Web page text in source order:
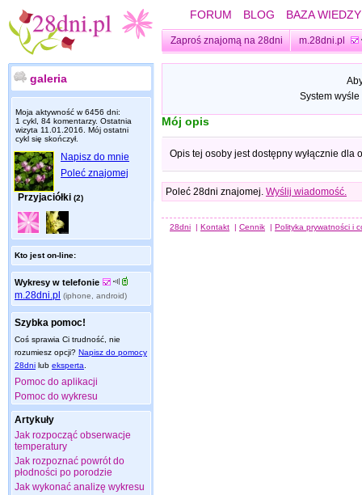
FORUM BLOG BAZA WIEDZY
Zaproś znajomą na 28dni m.28dni.pl
galeria
Moja aktywność w 6456 dni:
1 cykl, 84 komentarzy. Ostatnia
wizyta 11.01.2016 . Mój ostatni
cykl się skończył.
Napisz do mnie
Poleć znajomej
Przyjaciółki (2)
Kto jest on-line:
Wykresy w telefonie
m.28dni.pl (iphone, android)
Szybka pomoc!
Coś sprawia Ci trudność, nie
rozumiesz opcji? Napisz do pomocy
28dni lub eksperta
Pomoc do aplikacji
Pomoc do wykresu
Artykuły
Jak rozpocząć obserwacje
temperatury
Jak rozpoznać powrót do
płodności po porodzie
Jak wykonać analizę wykresu
System
Mój opis
Opis tej osoby jest dostępny wyłącznie dla
Poleć 28dni znajomej. Wyślij wiadomość.
28dni | Kontakt | Cennik | Polityka prywatności i